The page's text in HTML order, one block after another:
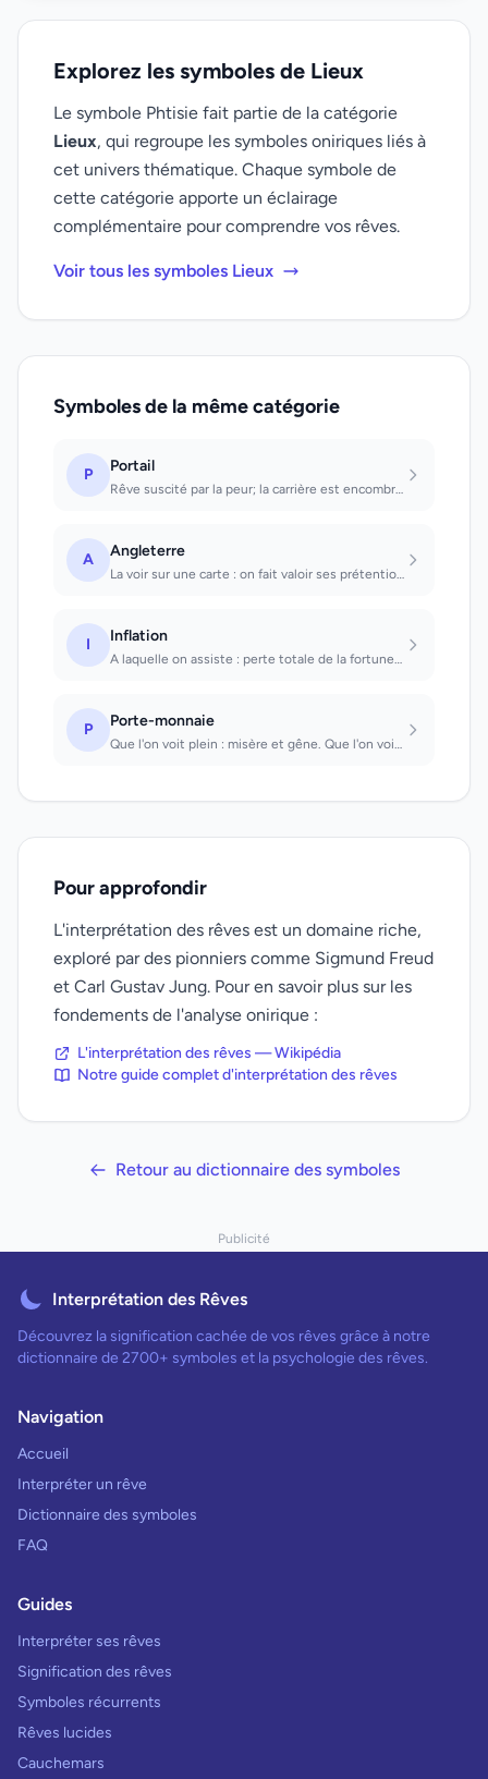
Explorez les symboles de Lieux
Le symbole Phtisie fait partie de la catégorie
Lieux, qui regroupe les symboles oniriques liés à
cet univers thématique. Chaque symbole de
cette catégorie apporte un éclairage
complémentaire pour comprendre vos rêves.
Voir tous les symboles Lieux
Symboles de la même catégorie
P Portail
Rêve suscité par la peur; la carrière est encombrée d'obstacles qui demanderont...
A Angleterre
La voir sur une carte : on fait valoir ses prétentions dans une affaire, mais se...
I Inflation
A laquelle on assiste : perte totale de la fortune et banqueroute. Dont on rêve...
P Porte-monnaie
Que l'on voit plein : misère et gêne. Que l'on voit vide : gaieté et satisfactio...
Pour approfondir
L'interprétation des rêves est un domaine riche,
exploré par des pionniers comme Sigmund Freud
et Carl Gustav Jung. Pour en savoir plus sur les
fondements de l'analyse onirique :
L'interprétation des rêves — Wikipédia
Notre guide complet d'interprétation des rêves
Retour au dictionnaire des symboles
Publicité
Interprétation des Rêves
Découvrez la signification cachée de vos rêves grâce à notre
dictionnaire de 2700+ symboles et la psychologie des rêves.
Navigation
Accueil
Interpréter un rêve
Dictionnaire des symboles
FAQ
Guides
Interpréter ses rêves
Signification des rêves
Symboles récurrents
Rêves lucides
Cauchemars